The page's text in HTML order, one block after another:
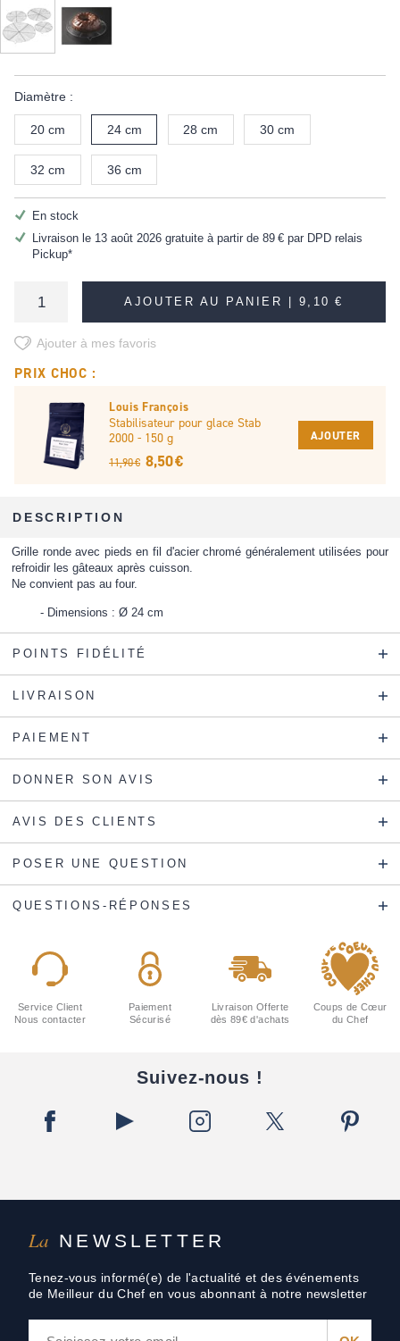
Diamètre :
20 cm 24 cm 28 cm 30 cm
32 cm 36 cm
En stock
Livraison le 13 août 2026 gratuite à partir de 89 €par DPD relais
Pickup*
AJOUTER AU PANIER | 9,10 €
Ajouter à mes favoris
PRIX CHOC :
Louis François
Stabilisateur pour glace Stab
2000 - 150 g
11,90 € 8,50 €
AJOUTER
DESCRIPTION
Grille ronde avec pieds en fil d'acier chromé généralement utilisées pour
refroidir les gâteaux après cuisson.
Ne convient pas au four.
Dimensions : Ø 24 cm
POINTS FIDÉLITÉ
LIVRAISON
PAIEMENT
DONNER SON AVIS
AVIS DES CLIENTS
POSER UNE QUESTION
QUESTIONS-RÉPONSES
La NEWSLETTER
Tenez-vous informé(e) de l'actualité et des événements
de Meilleur du Chef en vous abonnant à notre newsletter
Service Client
Nous contacter
Paiement
Sécurisé
Livraison Offerte
dès 89€ d'achats
Coups de Cœur
du Chef
Suivez-nous !